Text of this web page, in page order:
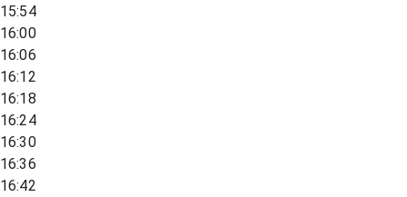
15:54
16:00
16:06
16:12
16:18
16:24
16:30
16:36
16:42